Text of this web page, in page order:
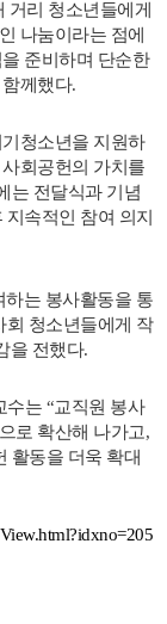
거리 청소년들에게
나눔이라는 점에
준비하며 단순한
께했다.
청소년을 지원하
회공헌의 가치를
는 전달식과 기념
속적인 참여 의지
하는 봉사활동을 통
회 청소년들에게 작
을 전했다.
는 “교직원 봉사
로 확산해 나가고,
활동을 더욱 확대